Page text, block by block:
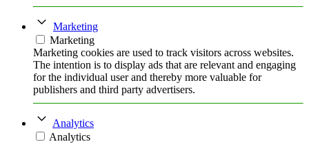
Marketing
Marketing
Marketing cookies are used to track visitors across websites.
The intention is to display ads that are relevant and engaging
for the individual user and thereby more valuable for
publishers and third party advertisers.
Analytics
Analytics